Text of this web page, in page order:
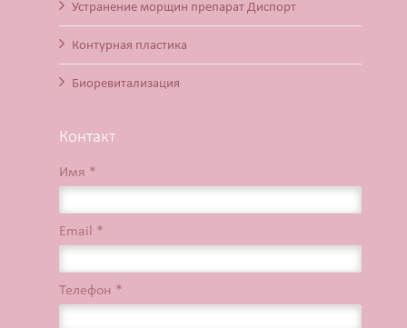
Устранение морщин препарат Диспорт
Контурная пластика
Биоревитализация
Контакт
Имя *
Email *
Телефон *